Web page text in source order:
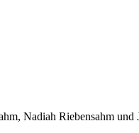
Nadiah Riebensahm und